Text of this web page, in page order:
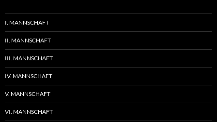
I. MANNSCHAFT
II. MANNSCHAFT
III. MANNSCHAFT
IV. MANNSCHAFT
V. MANNSCHAFT
VI. MANNSCHAFT